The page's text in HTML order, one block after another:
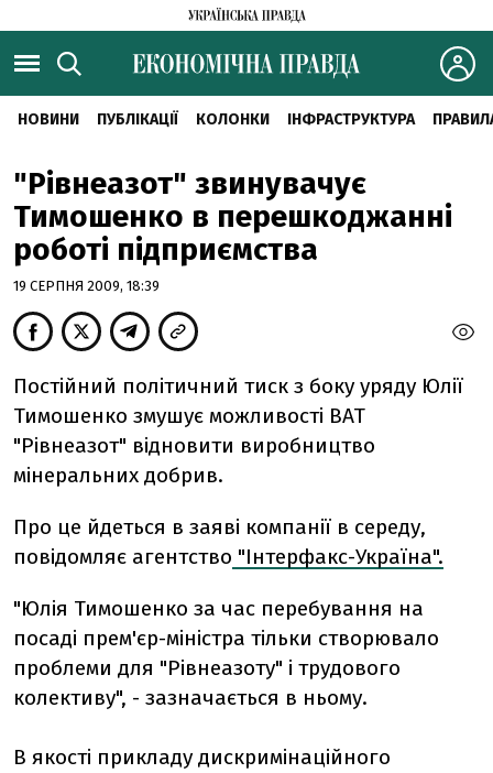
НОВИНИ ПУБЛІКАЦІЇ КОЛОНКИ ІНФРАСТРУКТУРА
"Рівнеазот" звинувачує
Тимошенко в перешкоджанні
роботі підприємства
19 СЕРПНЯ 2009, 18:39
Постійний політичний тиск з боку уряду Юлії
Тимошенко змушує можливості ВАТ
"Рівнеазот" відновити виробництво
мінеральних добрив.
Про це йдеться в заяві компанії в середу,
повідомляє агентство "Інтерфакс-Україна".
"Юлія Тимошенко за час перебування на
посаді прем'єр-міністра тільки створювало
проблеми для "Рівнеазоту" і трудового
колективу", - зазначається в ньому.
В якості прикладу дискримінаційного